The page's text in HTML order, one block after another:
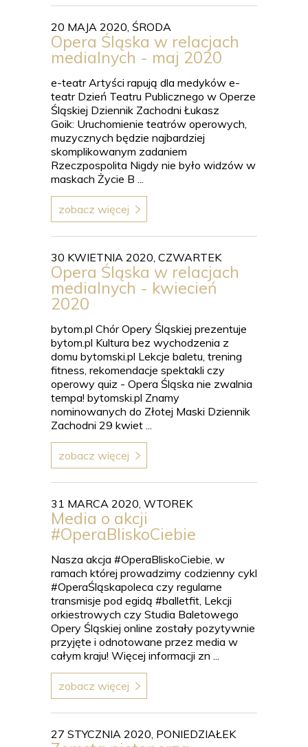
20 MAJA 2020, ŚRODA
Opera Śląska w relacjach
medialnych - maj 2020
e-teatr Artyści rapują dla medyków e-
teatr Dzień Teatru Publicznego w Operze
Śląskiej Dziennik Zachodni Łukasz
Goik: Uruchomienie teatrów operowych,
muzycznych będzie najbardziej
skomplikowanym zadaniem
Rzeczpospolita Nigdy nie było widzów w
maskach Życie B ...
zobacz więcej
30 KWIETNIA 2020, CZWARTEK
Opera Śląska w relacjach
medialnych - kwiecień
2020
bytom.pl Chór Opery Śląskiej prezentuje
bytom.pl Kultura bez wychodzenia z
domu bytomski.pl Lekcje baletu, trening
fitness, rekomendacje spektakli czy
operowy quiz - Opera Śląska nie zwalnia
tempa! bytomski.pl Znamy
nominowanych do Złotej Maski Dziennik
Zachodni 29 kwiet ...
zobacz więcej
31 MARCA 2020, WTOREK
Media o akcji
#OperaBliskoCiebie
Nasza akcja #OperaBliskoCiebie, w
ramach której prowadzimy codzienny cykl
#OperaŚląskapoleca czy regularne
transmisje pod egidą #balletfit, Lekcji
orkiestrowych czy Studia Baletowego
Opery Śląskiej online zostały pozytywnie
przyjęte i odnotowane przez media w
całym kraju! Więcej informacji zn ...
zobacz więcej
27 STYCZNIA 2020, PONIEDZIAŁEK